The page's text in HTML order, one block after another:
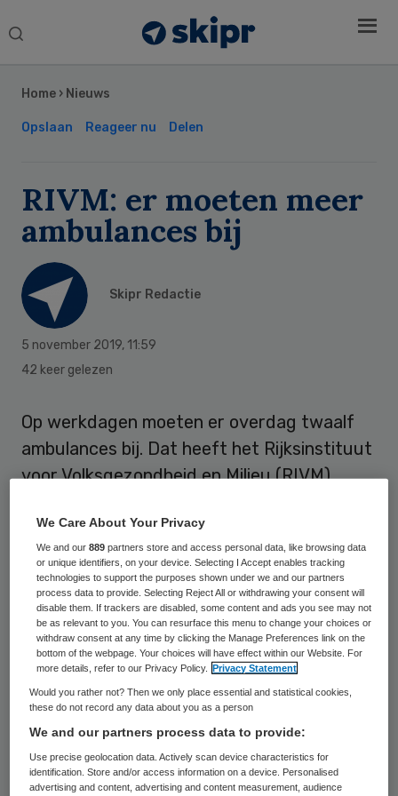
Search
Home › Nieuws
Opslaan Reageer nu Delen
RIVM: er moeten meer
ambulances bij
Skipr Redactie
5 november 2019, 11:59
42 keer gelezen
Op werkdagen moeten er overdag twaalf
ambulances bij. Dat heeft het Rijksinstituut
voor Volksgezondheid en Milieu (RIVM)
ambulances. Dat komt door de
bevolkingsgroei, het steeds vaker bellen van
het noodnummer 112 en bijvoorbeeld ook
door huisartsen die meer taken overhevelen
naar de ambulancediensten.
Het RIVM ging uit van de ritgegevens over
2018. Op werkdagen zijn volgens het
instituut in de avond negen ziekenauto’s
extra nodig. In het weekeinde moeten er op
zaterdagen overdag twaalf en op
Sidebar
We Care About Your Privacy
We and our889 partners store and access personal data, like browsing data
or unique identifiers, on your device. Selecting I Accept enables tracking
technologies to support the purposes shown under we and our partners
process data to provide. Selecting Reject All or withdrawing your consent will
disable them. If trackers are disabled, some content and ads you see may not
be as relevant to you. You can resurface this menu to change your choices or
withdraw consent at any time by clicking the Manage Preferences link on the
bottom of the webpage. Your choices will have effect within our Website. For
more details, refer to our Privacy Policy.
Privacy Statement
Would you rather not? Then we only place essential and statistical cookies,
these do not record any data about you as a person
We and our partners process data to provide:
Use precise geolocation data. Actively scan device characteristics for
identification. Store and/or access information on a device. Personalised
advertising and content, advertising and content measurement, audience